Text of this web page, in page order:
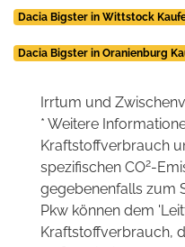
Dacia Bigster in Wittstock
Dacia Bigster in Oranienburg
Irrtum und
* Weitere
Kraftstoffverbrauch
spezifischen CO2-
gegebenenfalls zum
Pkw können dem
Kraftstoffverbrauch,